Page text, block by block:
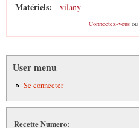
Matériels: vilany
Connectez-vousou
User menu
Se connecter
Recette Numero: